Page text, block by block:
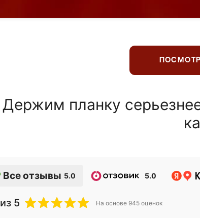
Держим планку
Все отзывы 5.0 5.0
из 5 На основе 945 оценок